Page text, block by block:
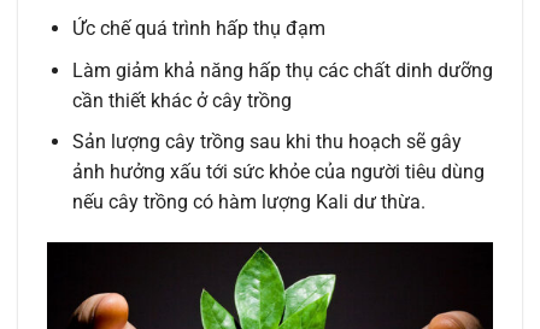
Ức chế quá trình hấp thụ đạm
Làm giảm khả năng hấp thụ các chất dinh dưỡng
cần thiết khác ở cây trồng
Sản lượng cây trồng sau khi thu hoạch sẽ gây
ảnh hưởng xấu tới sức khỏe của người tiêu dùng
nếu cây trồng có hàm lượng Kali dư thừa.